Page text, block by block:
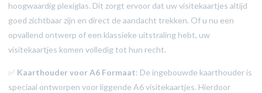
hoogwaardig plexiglas. Dit zorgt ervoor dat uw visitekaartjes altijd
goed zichtbaar zijn en direct de aandacht trekken. Of u nu een
opvallend ontwerp of een klassieke uitstraling hebt, uw
visitekaartjes komen volledig tot hun recht.
✅ Kaarthouder voor A6 Formaat: De ingebouwde kaarthouder is
speciaal ontworpen voor liggende A6 visitekaartjes. Hierdoor